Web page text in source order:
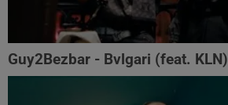
Guy2Bezbar - Bvlgari (feat. KLN)